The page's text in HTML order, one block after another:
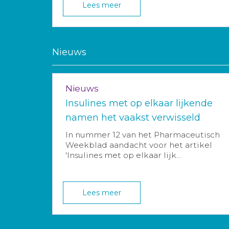
Lees meer
Nieuws
Nieuws
Insulines met op elkaar lijkende
namen het vaakst verwisseld
In nummer 12 van het Pharmaceutisch
Weekblad aandacht voor het artikel
'Insulines met op elkaar lijk...
Lees meer